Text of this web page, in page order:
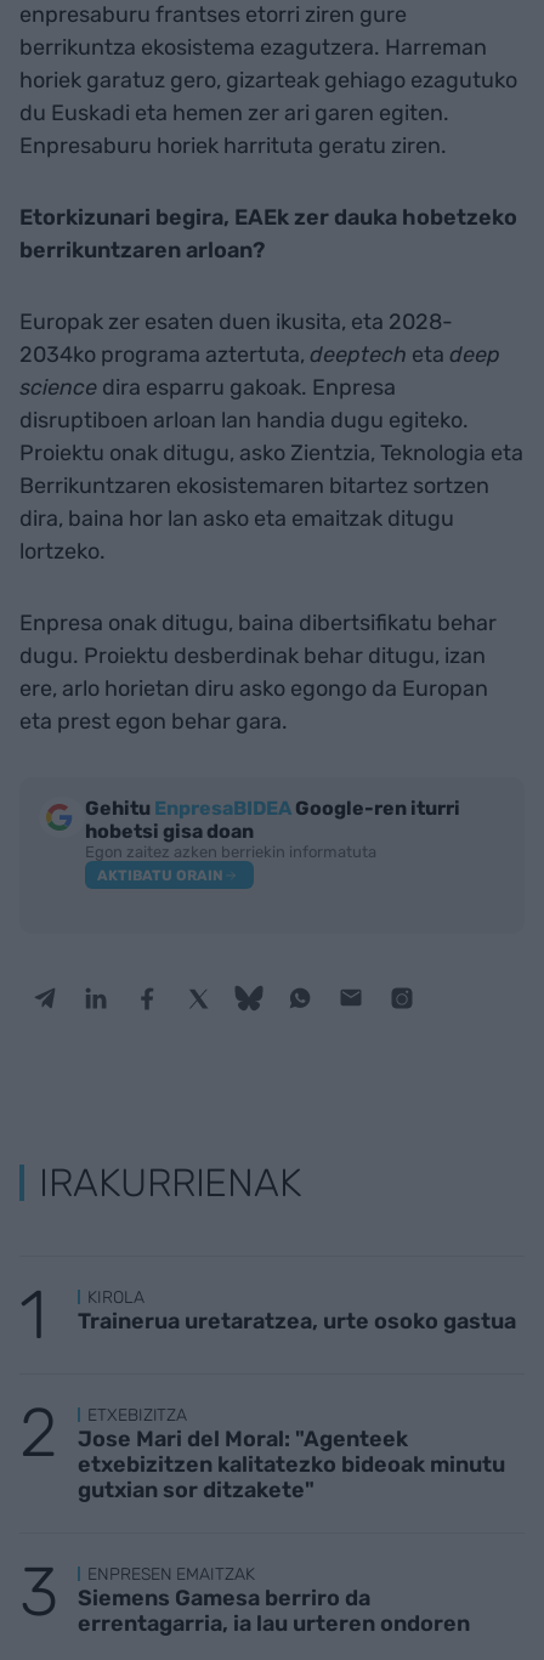
enpresaburu frantses etorri ziren gure
berrikuntza ekosistema ezagutzera. Harreman
horiek garatuz gero, gizarteak gehiago ezagutuko
du Euskadi eta hemen zer ari garen egiten.
Enpresaburu horiek harrituta geratu ziren.
Etorkizunari begira, EAEk zer dauka hobetzeko
berrikuntzaren arloan?
Europak zer esaten duen ikusita, eta 2028-
2034ko programa aztertuta, deeptech eta deep
science dira esparru gakoak. Enpresa
disruptiboen arloan lan handia dugu egiteko.
Proiektu onak ditugu, asko Zientzia, Teknologia eta
Berrikuntzaren ekosistemaren bitartez sortzen
dira, baina hor lan asko eta emaitzak ditugu
lortzeko.
Enpresa onak ditugu, baina dibertsifikatu behar
dugu. Proiektu desberdinak behar ditugu, izan
ere, arlo horietan diru asko egongo da Europan
eta prest egon behar gara.
Gehitu EnpresaBIDEA Google-ren iturri
hobetsi gisa doan
Egon zaitez azken berriekin informatuta
AKTIBATU ORAIN
IRAKURRIENAK
KIROLA
Trainerua uretaratzea, urte osoko gastua
ETXEBIZITZA
Jose Mari del Moral: "Agenteek
etxebizitzen kalitatezko bideoak minutu
gutxian sor ditzakete"
ENPRESEN EMAITZAK
Siemens Gamesa berriro da
errentagarria, ia lau urteren ondoren